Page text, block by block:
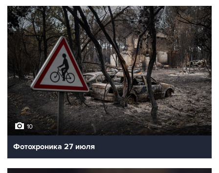
10
Фотохроника 27 июля